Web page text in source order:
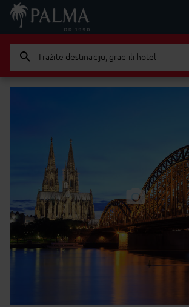
Tražite destinaciju, grad ili hotel